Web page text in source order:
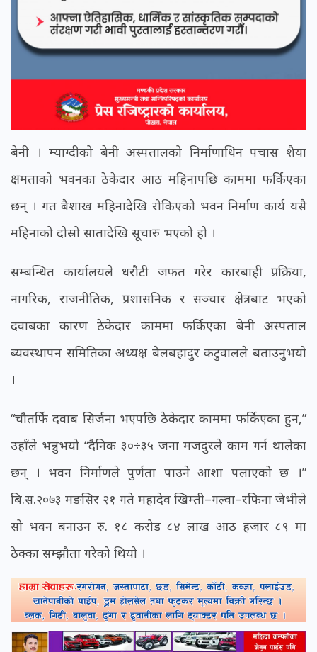
बेनी । म्याग्दीको बेनी अस्पतालको निर्माणाधिन पचास शैया
क्षमताको भवनका ठेकेदार आठ महिनापछि काममा फर्किएका
छन् । गत बैशाख महिनादेखि रोकिएको भवन निर्माण कार्य यसै
महिनाको दोस्रो सातादेखि सूचारु भएको हो ।
सम्बन्धित कार्यालयले धरौटी जफत गरेर कारबाही प्रक्रिया,
नागरिक, राजनीतिक, प्रशासनिक र सञ्चार क्षेत्रबाट भएको
दवाबका कारण ठेकेदार काममा फर्किएका बेनी अस्पताल
ब्यवस्थापन समितिका अध्यक्ष बेलबहादुर कटुवालले बताउनुभयो
।
“चौतर्फि दवाब सिर्जना भएपछि ठेकेदार काममा फर्किएका हुन,”
उहाँले भन्नुभयो “दैनिक ३०÷३५ जना मजदुरले काम गर्न थालेका
छन् । भवन निर्माणले पुर्णता पाउने आशा पलाएको छ ।”
बि.स.२०७३ मङसिर २१ गते महादेव खिम्ती–गल्वा–रफिना जेभीले
सो भवन बनाउन रु. १८ करोड ८४ लाख आठ हजार ८९ मा
ठेक्का सम्झौता गरेको थियो ।